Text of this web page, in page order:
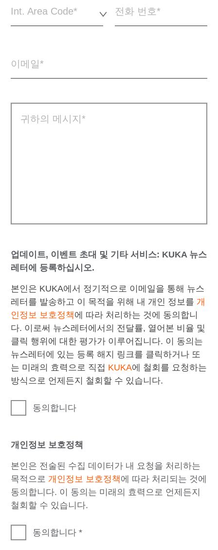
Int. Area Code* 전화 번호
이메일
귀하의 메시지
업데이트, 이벤트 초대 및 기타 서비스: KUKA 뉴스
레터에 등록하십시오.
본인은 KUKA에서 정기적으로 이메일을 통해 뉴스
레터를 발송하고 이 목적을 위해 내 개인 정보를개
인정보 보호정책에 따라 처리하는 것에 동의합니
다. 이로써 뉴스레터에서의 전달률, 열어본 비율 및
클릭 행위에 대한 평가가 이루어집니다. 이 동의는
뉴스레터에 있는 등록 해지 링크를 클릭하거나 또
는 미래의 효력으로 직접 KUKA에 철회를 요청하는
방식으로 언제든지 철회할 수 있습니다.
동의합니다
개인정보 보호정책
본인은 전술된 수집 데이터가 내 요청을 처리하는
목적으로개인정보 보호정책에 따라 처리되는 것에
동의합니다. 이 동의는 미래의 효력으로 언제든지
철회할 수 있습니다.
동의합니다